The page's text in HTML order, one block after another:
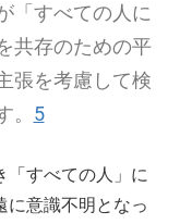
「すべての人に
共存のための平
張を考慮して検
5
「すべての人」に
に意識不明となっ